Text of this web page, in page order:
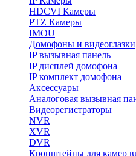
HDCVI Камеры
PTZ Камеры
IMOU
Домофоны и видеоглазки
IP вызывная панель
IP дисплей домофона
IP комплект домофона
Аксессуары
Аналоговая вызывная
Видеорегистраторы
NVR
XVR
DVR
Кронштейны для камер